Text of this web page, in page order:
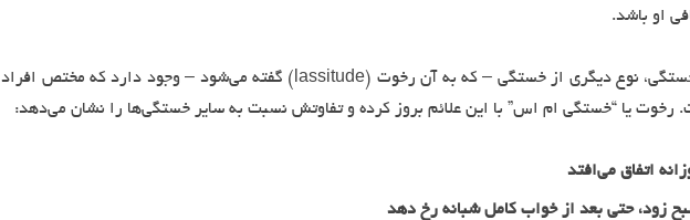
او باشد.
علاوه بر این منابع خستگی، نوع دیگری از خستگی – که به آن رخوت (lassitude) گفته می‌شود – وجود دارد که مختص افراد
رخوت یا “خستگی ام اس” با این علائم بروز کرده و تفاوتش نسبت به سایر خستگی‌ها را نشان می‌دهد:
اتفاق می‌افتد
زود، حتی بعد از خواب کامل شبانه رخ دهد